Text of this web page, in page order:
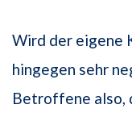
Wird der eigene
hingegen sehr
Betroffene also,